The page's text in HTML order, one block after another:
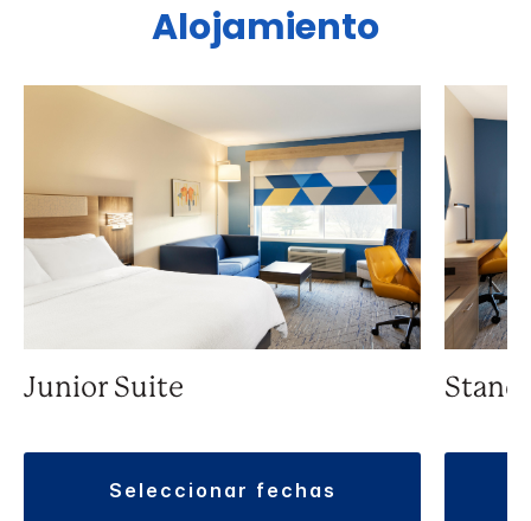
Alojamiento
Junior Suite
seleccionar fechas